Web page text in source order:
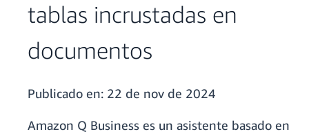
tablas incrustadas en
documentos
Publicado en: 22 de nov de 2024
Amazon Q Business es un asistente basado en